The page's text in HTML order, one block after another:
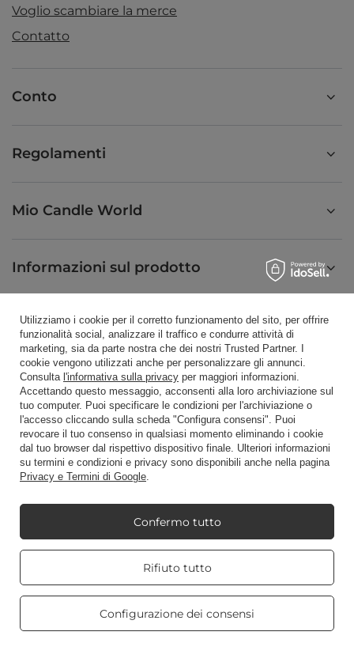
Voglio scambiare la merce
Contatto
Conto
Regolamenti
Mio Candle World
Informazioni sul prodotto
Candele profumate
Scorciatoia
Blog
shop@candleworld.eu
Utilizziamo i cookie per il corretto funzionamento del sito, per offrire
funzionalità social, analizzare il traffico e condurre attività di
marketing, sia da parte nostra che dei nostri Trusted Partner. I
cookie vengono utilizzati anche per personalizzare gli annunci.
Consulta l'informativa sulla privacy per maggiori informazioni.
Accettando questo messaggio, acconsenti alla loro archiviazione sul
tuo computer. Puoi specificare le condizioni per l'archiviazione o
l'accesso cliccando sulla scheda "Configura consensi". Puoi
revocare il tuo consenso in qualsiasi momento eliminando i cookie
dal tuo browser dal rispettivo dispositivo finale. Ulteriori informazioni
su termini e condizioni e privacy sono disponibili anche nella pagina
Privacy e Termini di Google.
Rifiuto tutto
Configurazione dei consensi
Confermo tutto